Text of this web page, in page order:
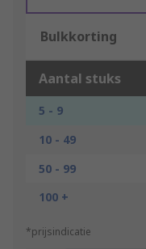
Bulkkorting
Aantal stuks
5 - 9
10 - 49
50 - 99
100 +
*prijsindicatie